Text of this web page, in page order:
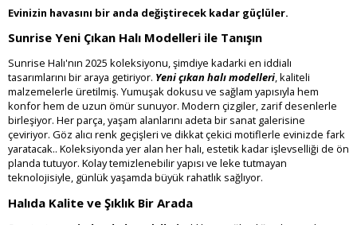
Evinizin havasını bir anda değiştirecek kadar güçlüler.
Sunrise Yeni Çıkan Halı Modelleri ile Tanışın
Sunrise Halı'nın 2025 koleksiyonu, şimdiye kadarki en iddialı
tasarımlarını bir araya getiriyor. Yeni çıkan halı modelleri, kaliteli
malzemelerle üretilmiş. Yumuşak dokusu ve sağlam yapısıyla hem
konfor hem de uzun ömür sunuyor. Modern çizgiler, zarif desenlerle
birleşiyor. Her parça, yaşam alanlarını adeta bir sanat galerisine
çeviriyor. Göz alıcı renk geçişleri ve dikkat çekici motiflerle evinizde fark
yaratacak.. Koleksiyonda yer alan her halı, estetik kadar işlevselliği de ön
planda tutuyor. Kolay temizlenebilir yapısı ve leke tutmayan
teknolojisiyle, günlük yaşamda büyük rahatlık sağlıyor.
Halıda Kalite ve Şıklık Bir Arada